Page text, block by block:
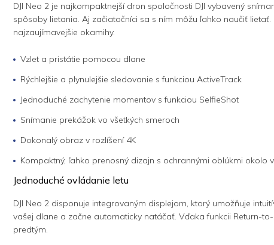
DJI Neo 2 je najkompaktnejší dron spoločnosti DJI vybavený
spôsoby lietania. Aj začiatočníci sa s ním môžu ľahko naučiť
najzaujímavejšie okamihy.
Vzlet a pristátie pomocou dlane
Rýchlejšie a plynulejšie sledovanie s funkciou ActiveTrack
Jednoduché zachytenie momentov s funkciou SelfieShot
Snímanie prekážok vo všetkých smeroch
Dokonalý obraz v rozlíšení 4K
Kompaktný, ľahko prenosný dizajn s ochrannými oblúkmi okolo
Jednoduché ovládanie letu
DJI Neo 2 disponuje integrovaným displejom, ktorý umožňuje
vašej dlane a začne automaticky natáčať. Vďaka funkcii Return-
predtým.